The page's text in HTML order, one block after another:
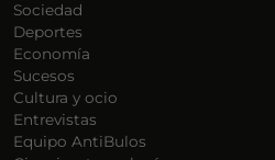
Sociedad
Deportes
Economía
Sucesos
Cultura y ocio
Entrevistas
Equipo AntiBulos